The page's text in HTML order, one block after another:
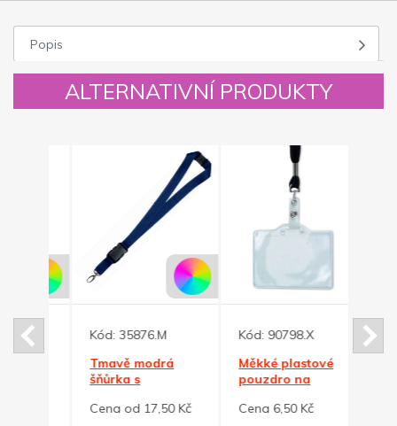
Popis
ALTERNATIVNÍ PRODUKTY
Kód:35876.M
Tmavě modrá
šňůrka s
koncovka
Cena od 17,50 Kč
Kód:90798.X
Měkké plastové
pouzdro na
kartu
Cena 6,50 Kč
Kód: